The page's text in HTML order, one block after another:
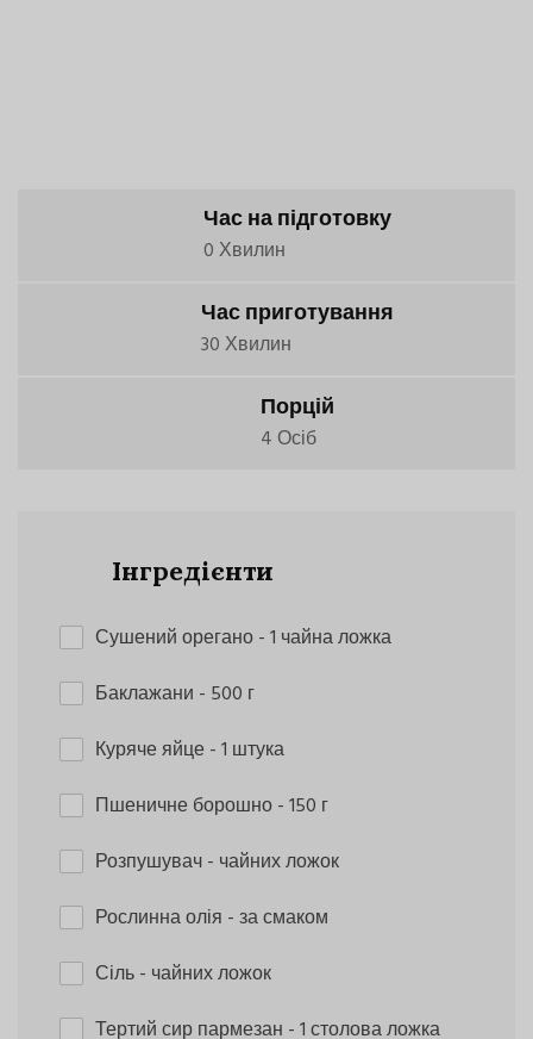
Час на підготовку
0 Хвилин
Час приготування
30 Хвилин
Порцій
4 Осіб
Інгредієнти
Сушений орегано- 1 чайна ложка
Баклажани - 500 г
Куряче яйце- 1 штука
Пшеничне борошно- 150 г
Розпушувач- чайних ложок
Рослинна олія - за смаком
Сіль- чайних ложок
Тертий сир пармезан - 1 столова ложка